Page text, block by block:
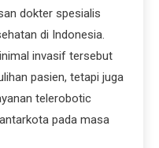
dokter spesialis
di Indonesia.
invasif tersebut
pasien, tetapi juga
telerobotic
pada masa